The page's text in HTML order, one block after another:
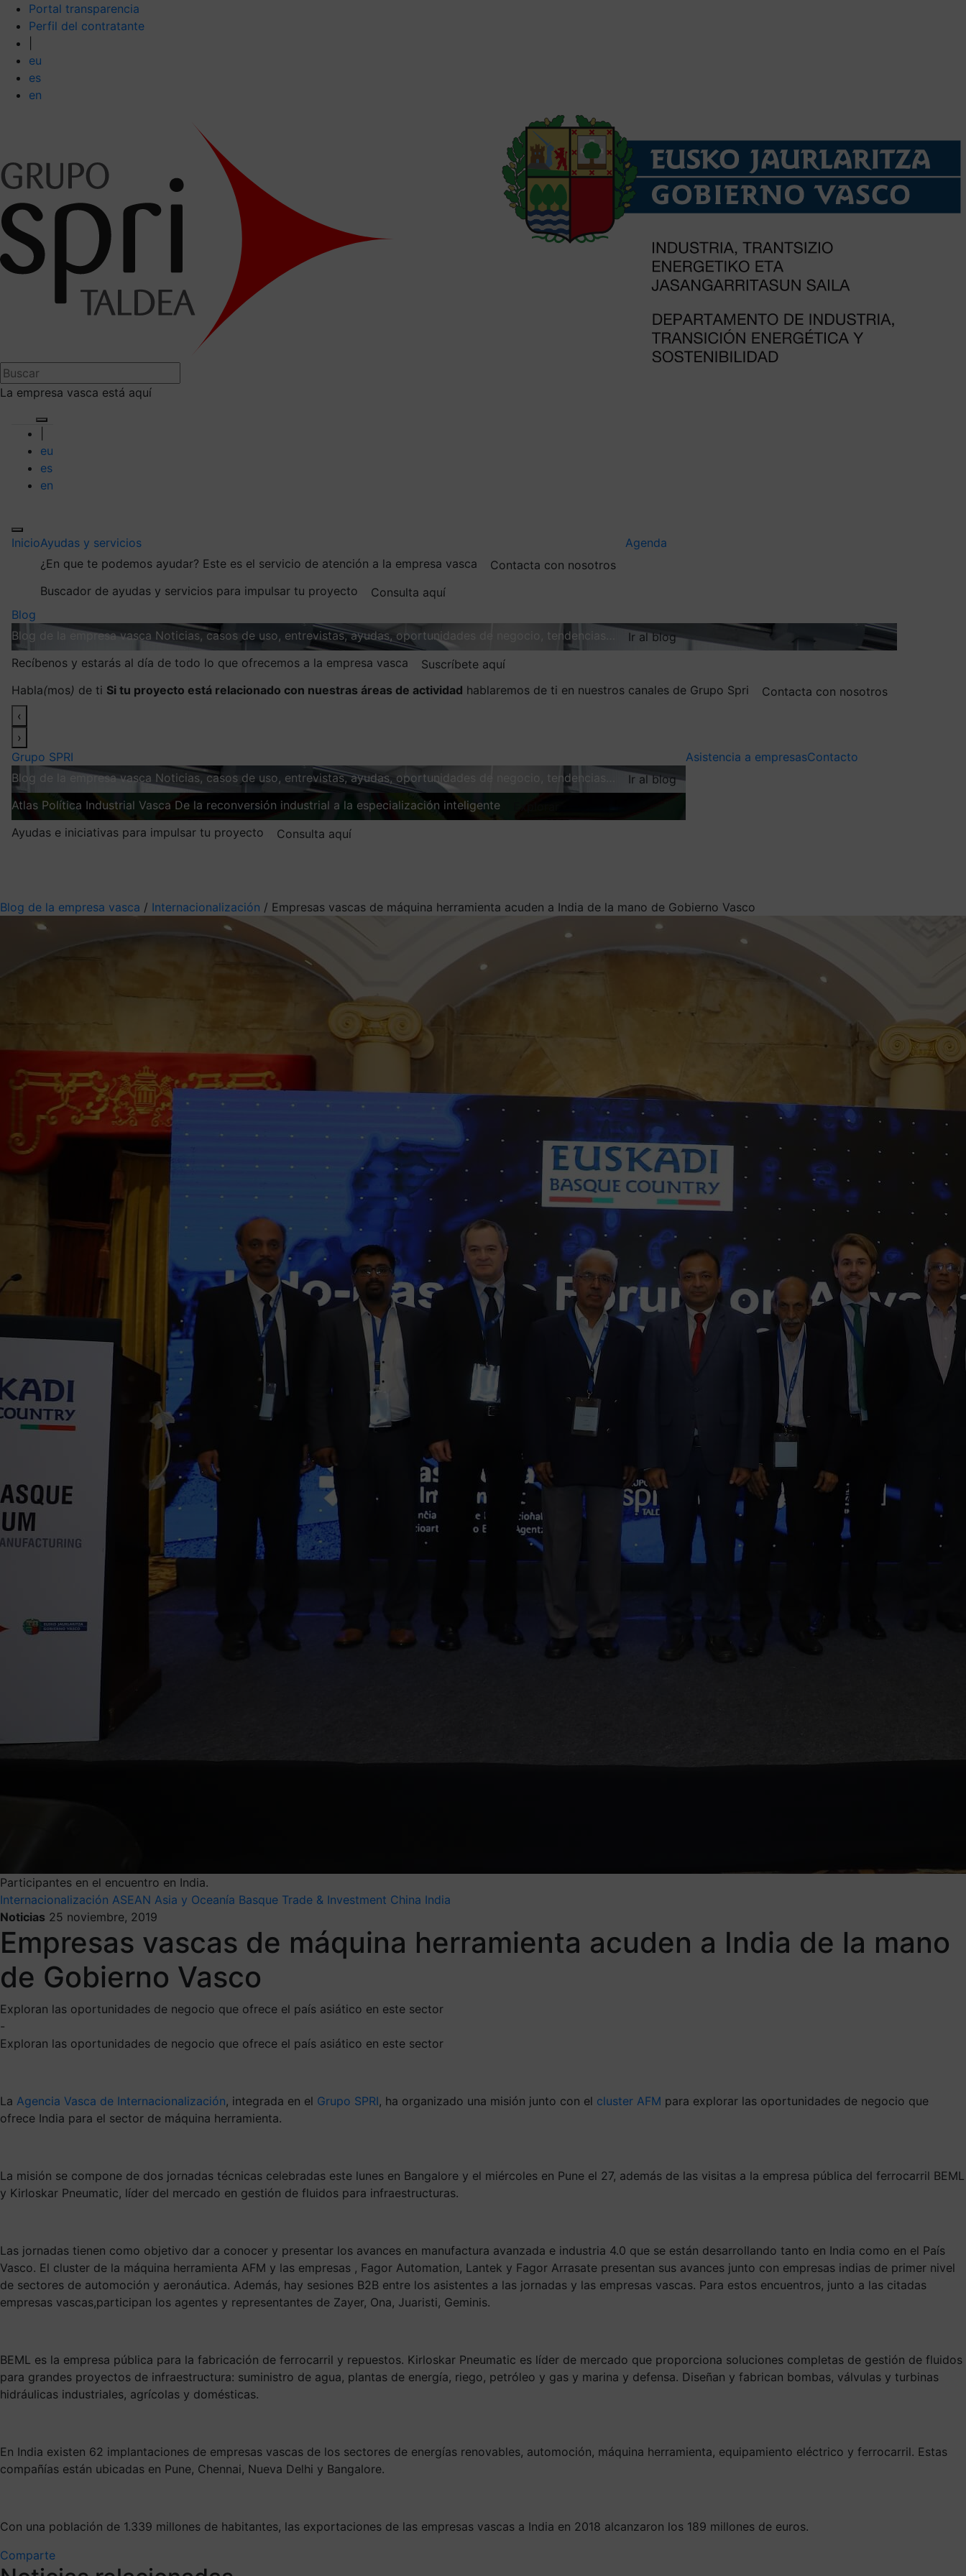
Portal transparencia
Perfil del contratante
eu
es
en
La empresa vasca está aquí
eu
es
en
InicioAyudas y servicios
¿En que te podemos ayudar? Este es el servicio de atención a la empresa vasca
Contacta con nosotros
Buscador de ayudas y servicios para impulsar tu proyecto
Consulta aquí
Agenda
Blog
Blog de la empresa vasca Noticias, casos de uso, entrevistas, ayudas, oportunidades de negocio, tendencias…
Ir al blog
Recíbenos y estarás al día de todo lo que ofrecemos a la empresa vasca
Suscríbete aquí
Habla(mos) de ti Si tu proyecto está relacionado con nuestras áreas de actividad hablaremos de ti en nuestros canales de Grupo Spri
Contacta con nosotros
‹
›
Grupo SPRI
Blog de la empresa vasca Noticias, casos de uso, entrevistas, ayudas, oportunidades de negocio, tendencias…
Ir al blog
Atlas Política Industrial Vasca De la reconversión industrial a la especialización inteligente
Ayudas e iniciativas para impulsar tu proyecto
Consulta aquí
Asistencia a empresasContacto
Blog de la empresa vasca / Internacionalización / Empresas vascas de máquina herramienta acuden a India de la mano de Gobierno Vasco
Participantes en el encuentro en India.
Internacionalización ASEAN Asia y Oceanía Basque Trade & Investment China India
Noticias 25 noviembre, 2019
Empresas vascas de máquina herramienta acuden a India de la mano
de Gobierno Vasco
Exploran las oportunidades de negocio que ofrece el país asiático en este sector
-
Exploran las oportunidades de negocio que ofrece el país asiático en este sector
La Agencia Vasca de Internacionalización, integrada en el Grupo SPRI, ha organizado una misión junto con el cluster AFM para explorar las oportunidades de negocio que
ofrece India para el sector de máquina herramienta.
La misión se compone de dos jornadas técnicas celebradas este lunes en Bangalore y el miércoles en Pune el 27, además de las visitas a la empresa pública del ferrocarril BEML
y Kirloskar Pneumatic, líder del mercado en gestión de fluidos para infraestructuras.
Las jornadas tienen como objetivo dar a conocer y presentar los avances en manufactura avanzada e industria 4.0 que se están desarrollando tanto en India como en el País
Vasco. El cluster de la máquina herramienta AFM y las empresas , Fagor Automation, Lantek y Fagor Arrasate presentan sus avances junto con empresas indias de primer nivel
de sectores de automoción y aeronáutica. Además, hay sesiones B2B entre los asistentes a las jornadas y las empresas vascas. Para estos encuentros, junto a las citadas
empresas vascas,participan los agentes y representantes de Zayer, Ona, Juaristi, Geminis.
BEML es la empresa pública para la fabricación de ferrocarril y repuestos. Kirloskar Pneumatic es líder de mercado que proporciona soluciones completas de gestión de fluidos
para grandes proyectos de infraestructura: suministro de agua, plantas de energía, riego, petróleo y gas y marina y defensa. Diseñan y fabrican bombas, válvulas y turbinas
hidráulicas industriales, agrícolas y domésticas.
En India existen 62 implantaciones de empresas vascas de los sectores de energías renovables, automoción, máquina herramienta, equipamiento eléctrico y ferrocarril. Estas
compañías están ubicadas en Pune, Chennai, Nueva Delhi y Bangalore.
Con una población de 1.339 millones de habitantes, las exportaciones de las empresas vascas a India en 2018 alcanzaron los 189 millones de euros.
Comparte